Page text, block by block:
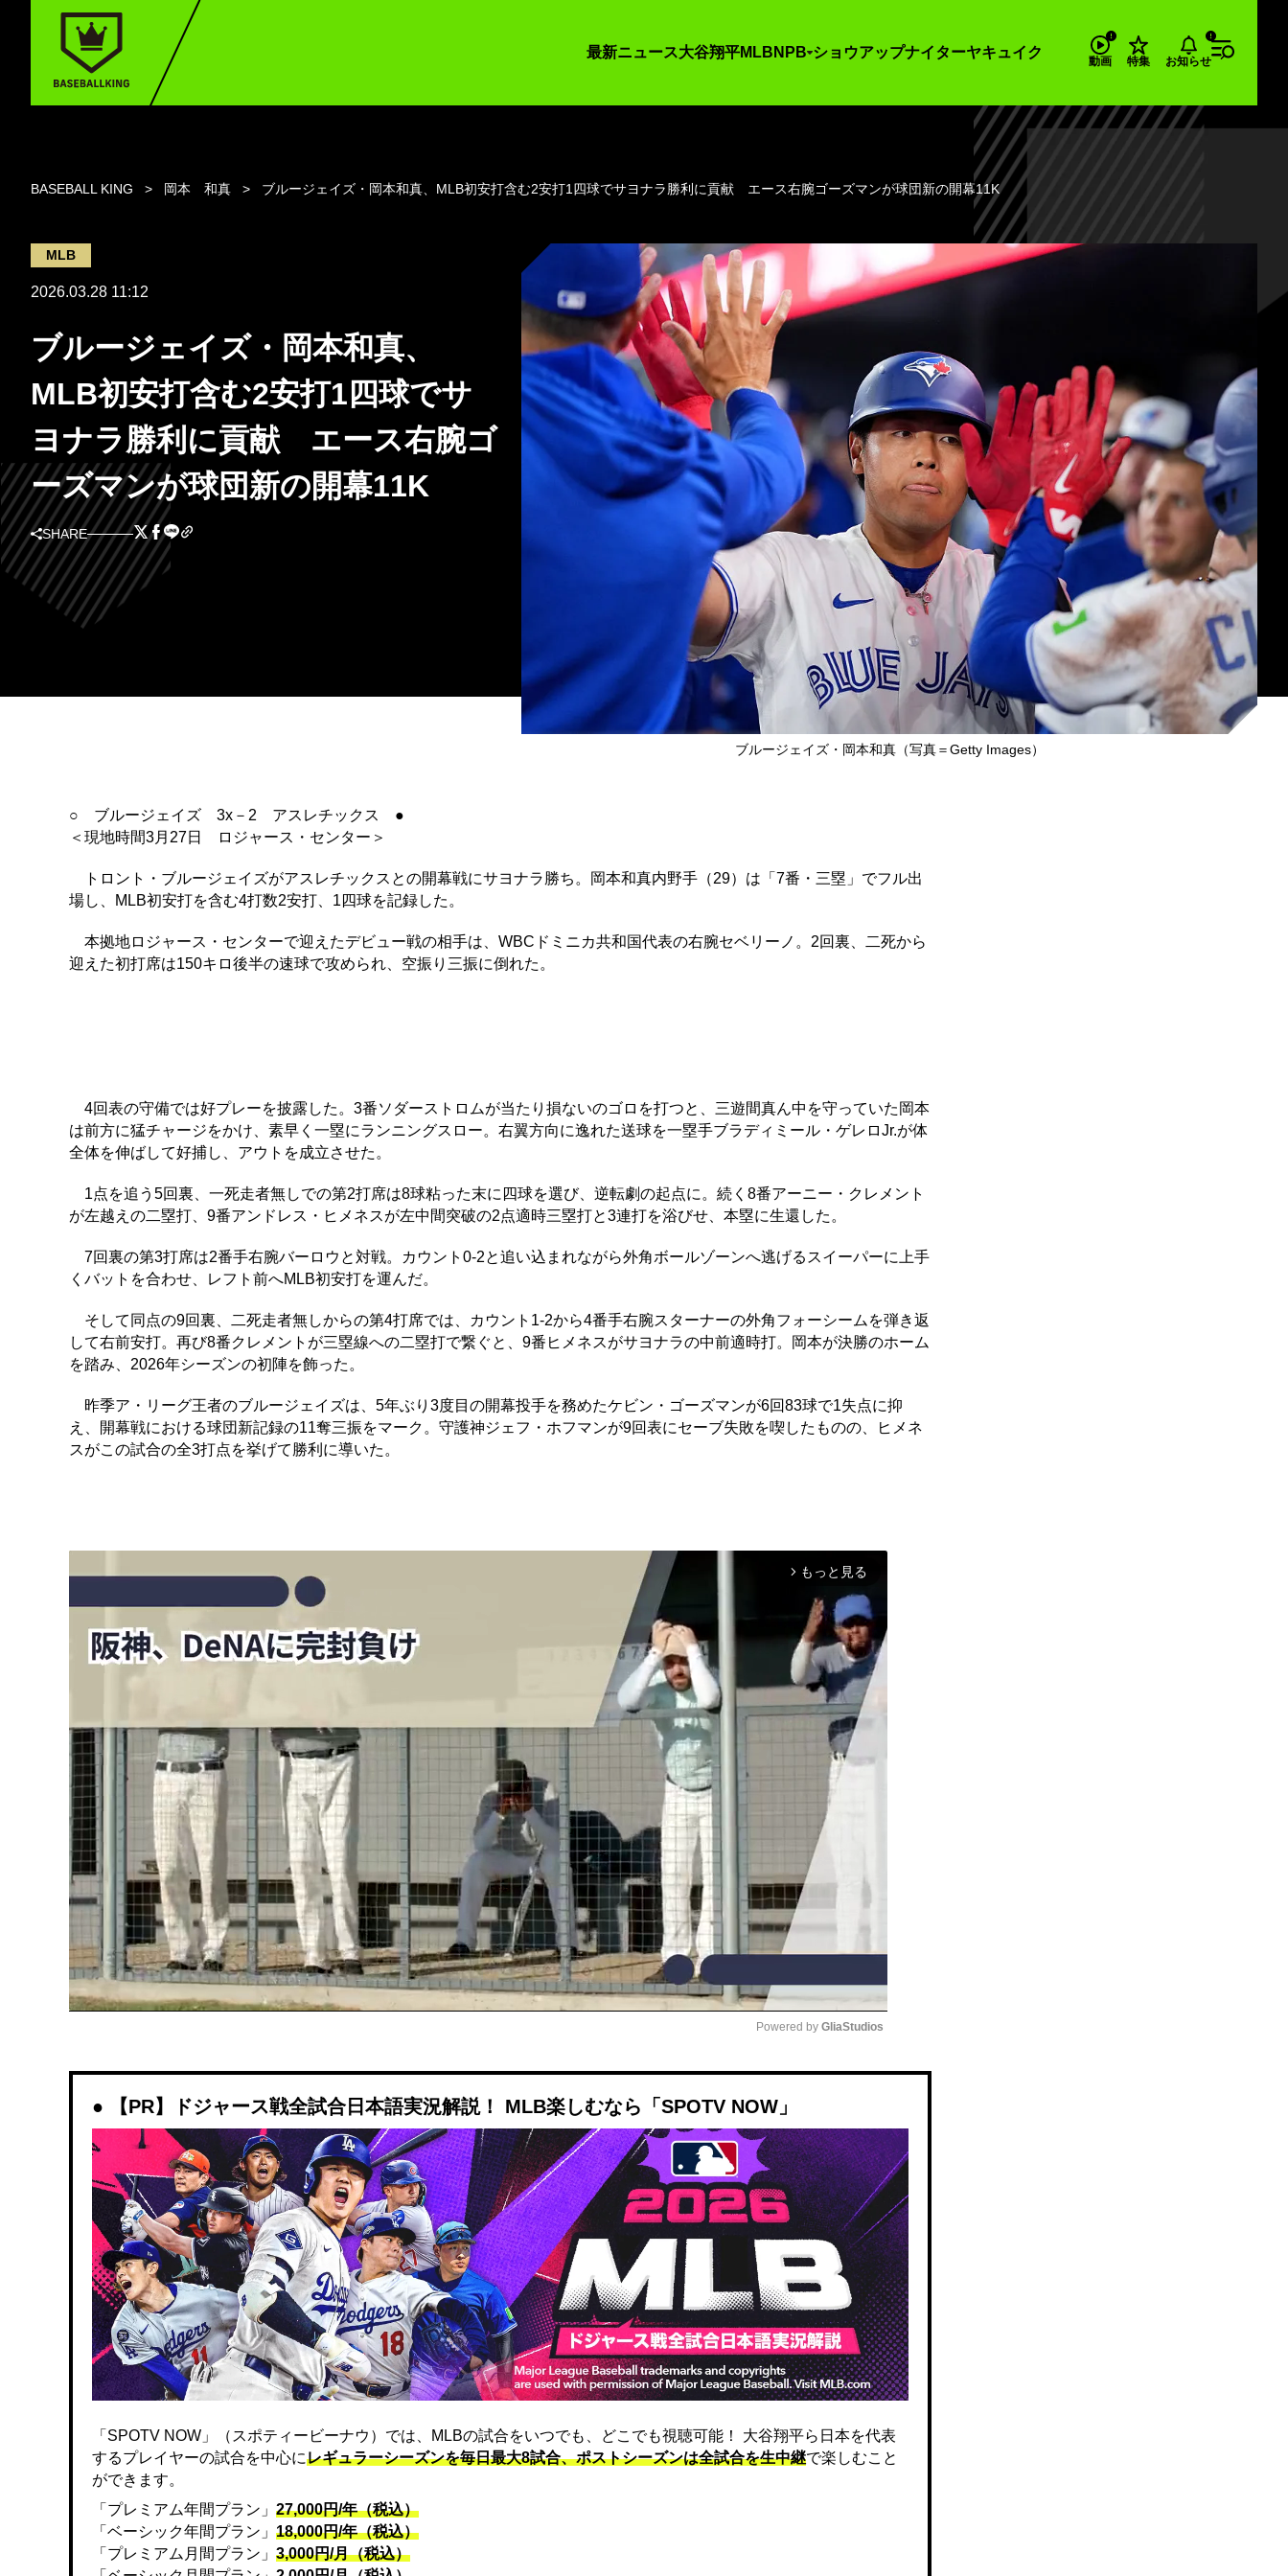
最新ニュース大谷翔平MLB NPB ショウアップナイターヤキュイク
動画 特集 お知らせ
BASEBALL KING 岡本 和真 ブルージェイズ・岡本和真、MLB初安打含む2安打1四球でサヨナラ勝利に貢献 エース右腕ゴーズマンが球団新の開幕11K
MLB
2026.03.28 11:12
ブルージェイズ・岡本和真、
MLB初安打含む2安打1四球でサ
ヨナラ勝利に貢献 エース右腕ゴ
ーズマンが球団新の開幕11K
SHARE
ブルージェイズ・岡本和真（写真＝Getty Images）
○ ブルージェイズ 3x－2 アスレチックス ●
＜現地時間3月27日 ロジャース・センター＞
トロント・ブルージェイズがアスレチックスとの開幕戦にサヨナラ勝ち。岡本和真内野手（29）は「7番・三塁」でフル出
場し、MLB初安打を含む4打数2安打、1四球を記録した。
本拠地ロジャース・センターで迎えたデビュー戦の相手は、WBCドミニカ共和国代表の右腕セベリーノ。2回裏、二死から
迎えた初打席は150キロ後半の速球で攻められ、空振り三振に倒れた。
4回表の守備では好プレーを披露した。3番ソダーストロムが当たり損ないのゴロを打つと、三遊間真ん中を守っていた岡本
は前方に猛チャージをかけ、素早く一塁にランニングスロー。右翼方向に逸れた送球を一塁手ブラディミール・ゲレロJr.が体
全体を伸ばして好捕し、アウトを成立させた。
1点を追う5回裏、一死走者無しでの第2打席は8球粘った末に四球を選び、逆転劇の起点に。続く8番アーニー・クレメント
が左越えの二塁打、9番アンドレス・ヒメネスが左中間突破の2点適時三塁打と3連打を浴びせ、本塁に生還した。
7回裏の第3打席は2番手右腕バーロウと対戦。カウント0-2と追い込まれながら外角ボールゾーンへ逃げるスイーパーに上手
くバットを合わせ、レフト前へMLB初安打を運んだ。
そして同点の9回裏、二死走者無しからの第4打席では、カウント1-2から4番手右腕スターナーの外角フォーシームを弾き返
して右前安打。再び8番クレメントが三塁線への二塁打で繋ぐと、9番ヒメネスがサヨナラの中前適時打。岡本が決勝のホーム
を踏み、2026年シーズンの初陣を飾った。
昨季ア・リーグ王者のブルージェイズは、5年ぶり3度目の開幕投手を務めたケビン・ゴーズマンが6回83球で1失点に抑
え、開幕戦における球団新記録の11奪三振をマーク。守護神ジェフ・ホフマンが9回表にセーブ失敗を喫したものの、ヒメネ
スがこの試合の全3打点を挙げて勝利に導いた。
arrow_forward_ios もっと見る
Powered by GliaStudios
【PR】ドジャース戦全試合日本語実況解説！ MLB楽しむなら「SPOTV NOW」
「SPOTV NOW」（スポティービーナウ）では、MLBの試合をいつでも、どこでも視聴可能！ 大谷翔平ら日本を代表
するプレイヤーの試合を中心にレギュラーシーズンを毎日最大8試合、ポストシーズンは全試合を生中継で楽しむこと
ができます。
「プレミアム年間プラン」 27,000円/年（税込）
「ベーシック年間プラン」 18,000円/年（税込）
「プレミアム月間プラン」 3,000円/月（税込）